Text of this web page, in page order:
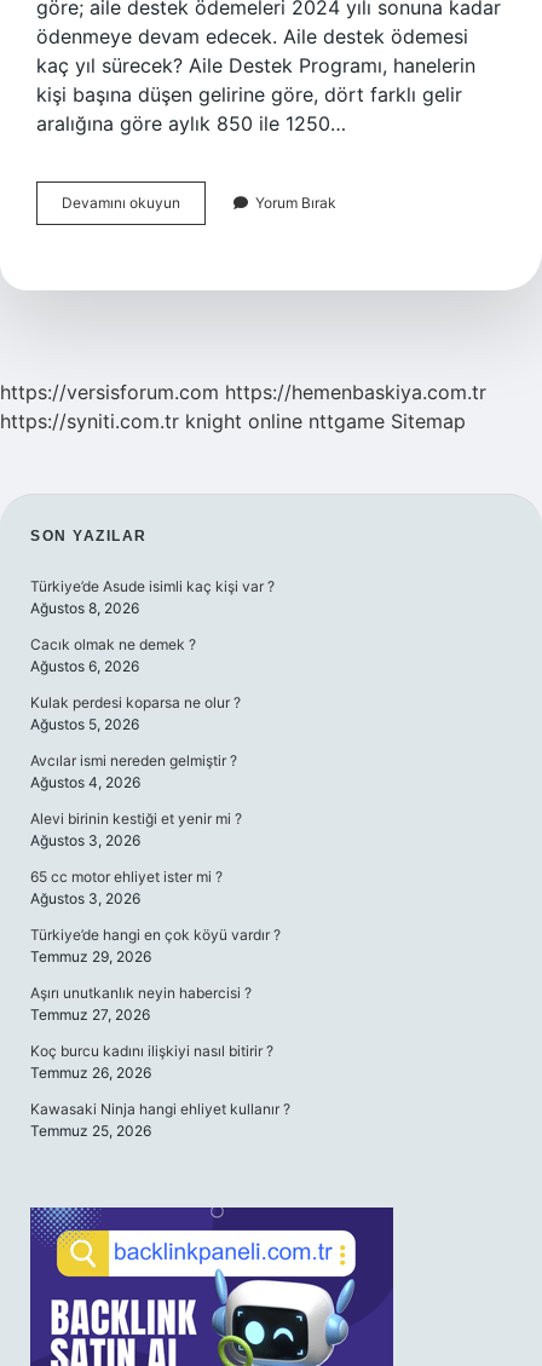
göre; aile destek ödemeleri 2024 yılı sonuna kadar
ödenmeye devam edecek. Aile destek ödemesi
kaç yıl sürecek? Aile Destek Programı, hanelerin
kişi başına düşen gelirine göre, dört farklı gelir
aralığına göre aylık 850 ile 1250…
Devamını okuyun
Destek
Mı
Yorum Bırak
https://versisforum.com https://hemenbaskiya.com.tr
https://syniti.com.tr knight online nttgame Sitemap
SIDEBAR
SON YAZILAR
Türkiye’de Asude isimli kaç kişi var ?
Ağustos 8, 2026
Cacık olmak ne demek ?
Ağustos 6, 2026
Kulak perdesi koparsa ne olur ?
Ağustos 5, 2026
Avcılar ismi nereden gelmiştir ?
Ağustos 4, 2026
Alevi birinin kestiği et yenir mi ?
Ağustos 3, 2026
65 cc motor ehliyet ister mi ?
Ağustos 3, 2026
Türkiye’de hangi en çok köyü vardır ?
Temmuz 29, 2026
Aşırı unutkanlık neyin habercisi ?
Temmuz 27, 2026
Koç burcu kadını ilişkiyi nasıl bitirir ?
Temmuz 26, 2026
Kawasaki Ninja hangi ehliyet kullanır ?
Temmuz 25, 2026